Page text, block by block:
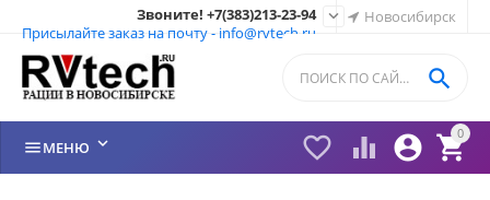
Новосибирск
Звоните! +7(383)213-23-94
Присылайте заказ на почту - info@rvtech.ru

0


 

МЕНЮ 